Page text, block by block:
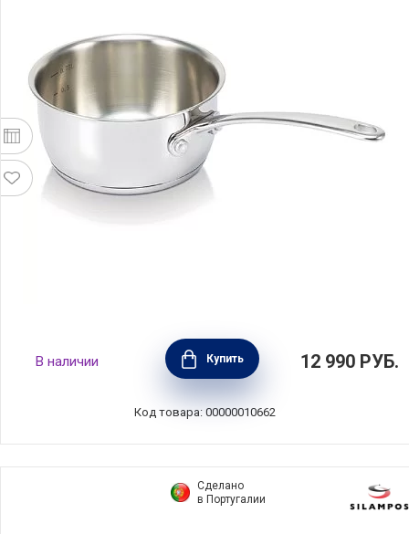
Ковш Belvia 2,1 л диаметр 18 см,
нержавеющая сталь 18/10, BEKA, Бельгия,
13516184
В наличии Купить 12 990 РУБ.
Код товара: 00000010662
Сделано
в Португалии